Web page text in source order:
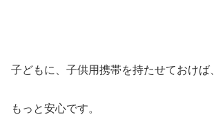
子どもに、子供用携帯を持たせておけば、
もっと安心です。